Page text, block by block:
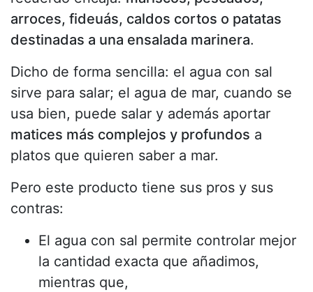
arroces, fideuás, caldos cortos o patatas
destinadas a una ensalada marinera.
Dicho de forma sencilla: el agua con sal
sirve para salar; el agua de mar, cuando se
usa bien, puede salar y además aportar
matices más complejos y profundos a
platos que quieren saber a mar.
Pero este producto tiene sus pros y sus
contras:
El agua con sal permite controlar mejor
la cantidad exacta que añadimos,
mientras que,